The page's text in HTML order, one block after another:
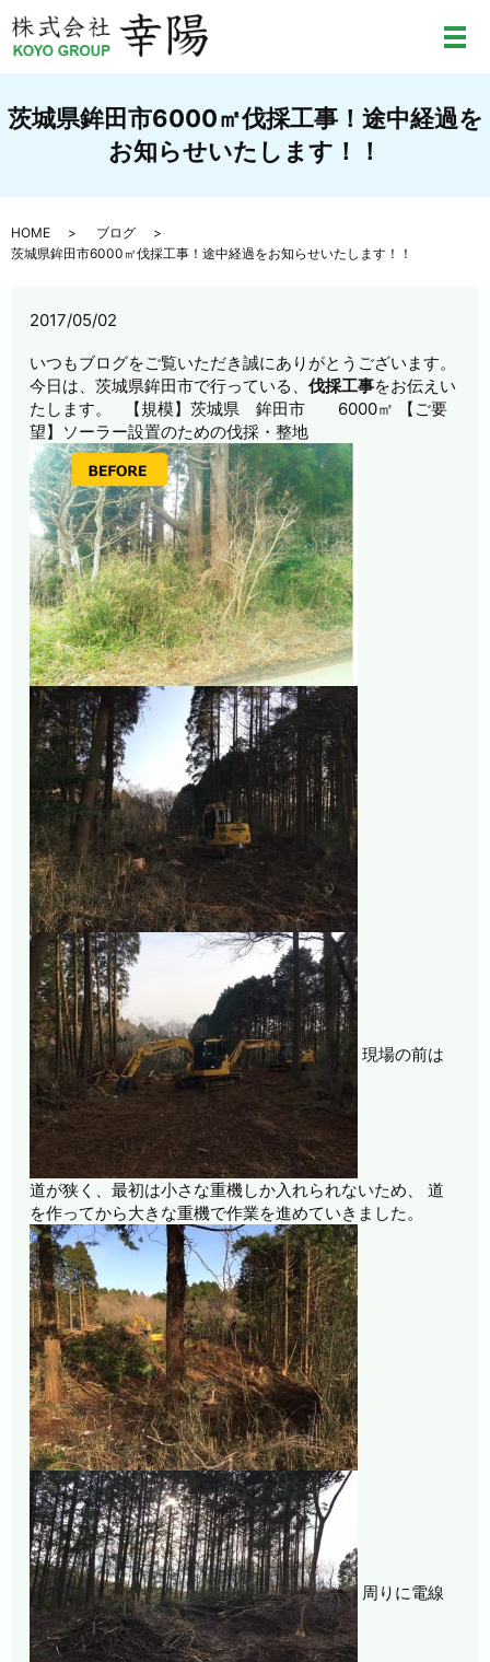
メ
茨城県鉾田市6000㎡伐採工事！途中経過を
お知らせいたします！！
HOME
ブログ
茨城県鉾田市6000㎡伐採工事！途中経過をお知らせいたします！！
2017/05/02
いつもブログをご覧いただき誠にありがとうございます。
今日は、茨城県鉾田市で行っている、伐採工事をお伝えい
たします。 【規模】茨城県 鉾田市 6000㎡ 【ご要
望】ソーラー設置のための伐採・整地
現場の前は
道が狭く、最初は小さな重機しか入れられないため、
道
を作ってから大きな重機で作業を進めていきました。
周りに電線